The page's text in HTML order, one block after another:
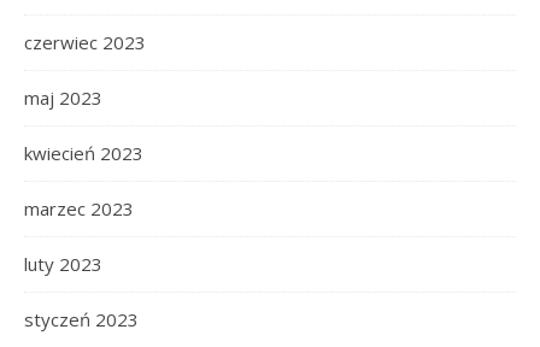
czerwiec 2023
maj 2023
kwiecień 2023
marzec 2023
luty 2023
styczeń 2023